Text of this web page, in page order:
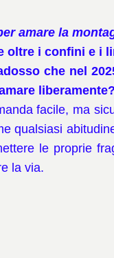
amare la
oltre i confini e i
che nel
liberamente?
facile, ma
qualsiasi
le proprie
la via.